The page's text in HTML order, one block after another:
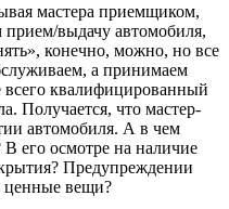
мастера приемщиком,
выдачу автомобиля,
конечно, можно, но все
а принимаем
всего квалифицированный
Получается, что мастер-
автомобиля. А в чем
В его осмотре на наличие
Предупреждении
ценные вещи?